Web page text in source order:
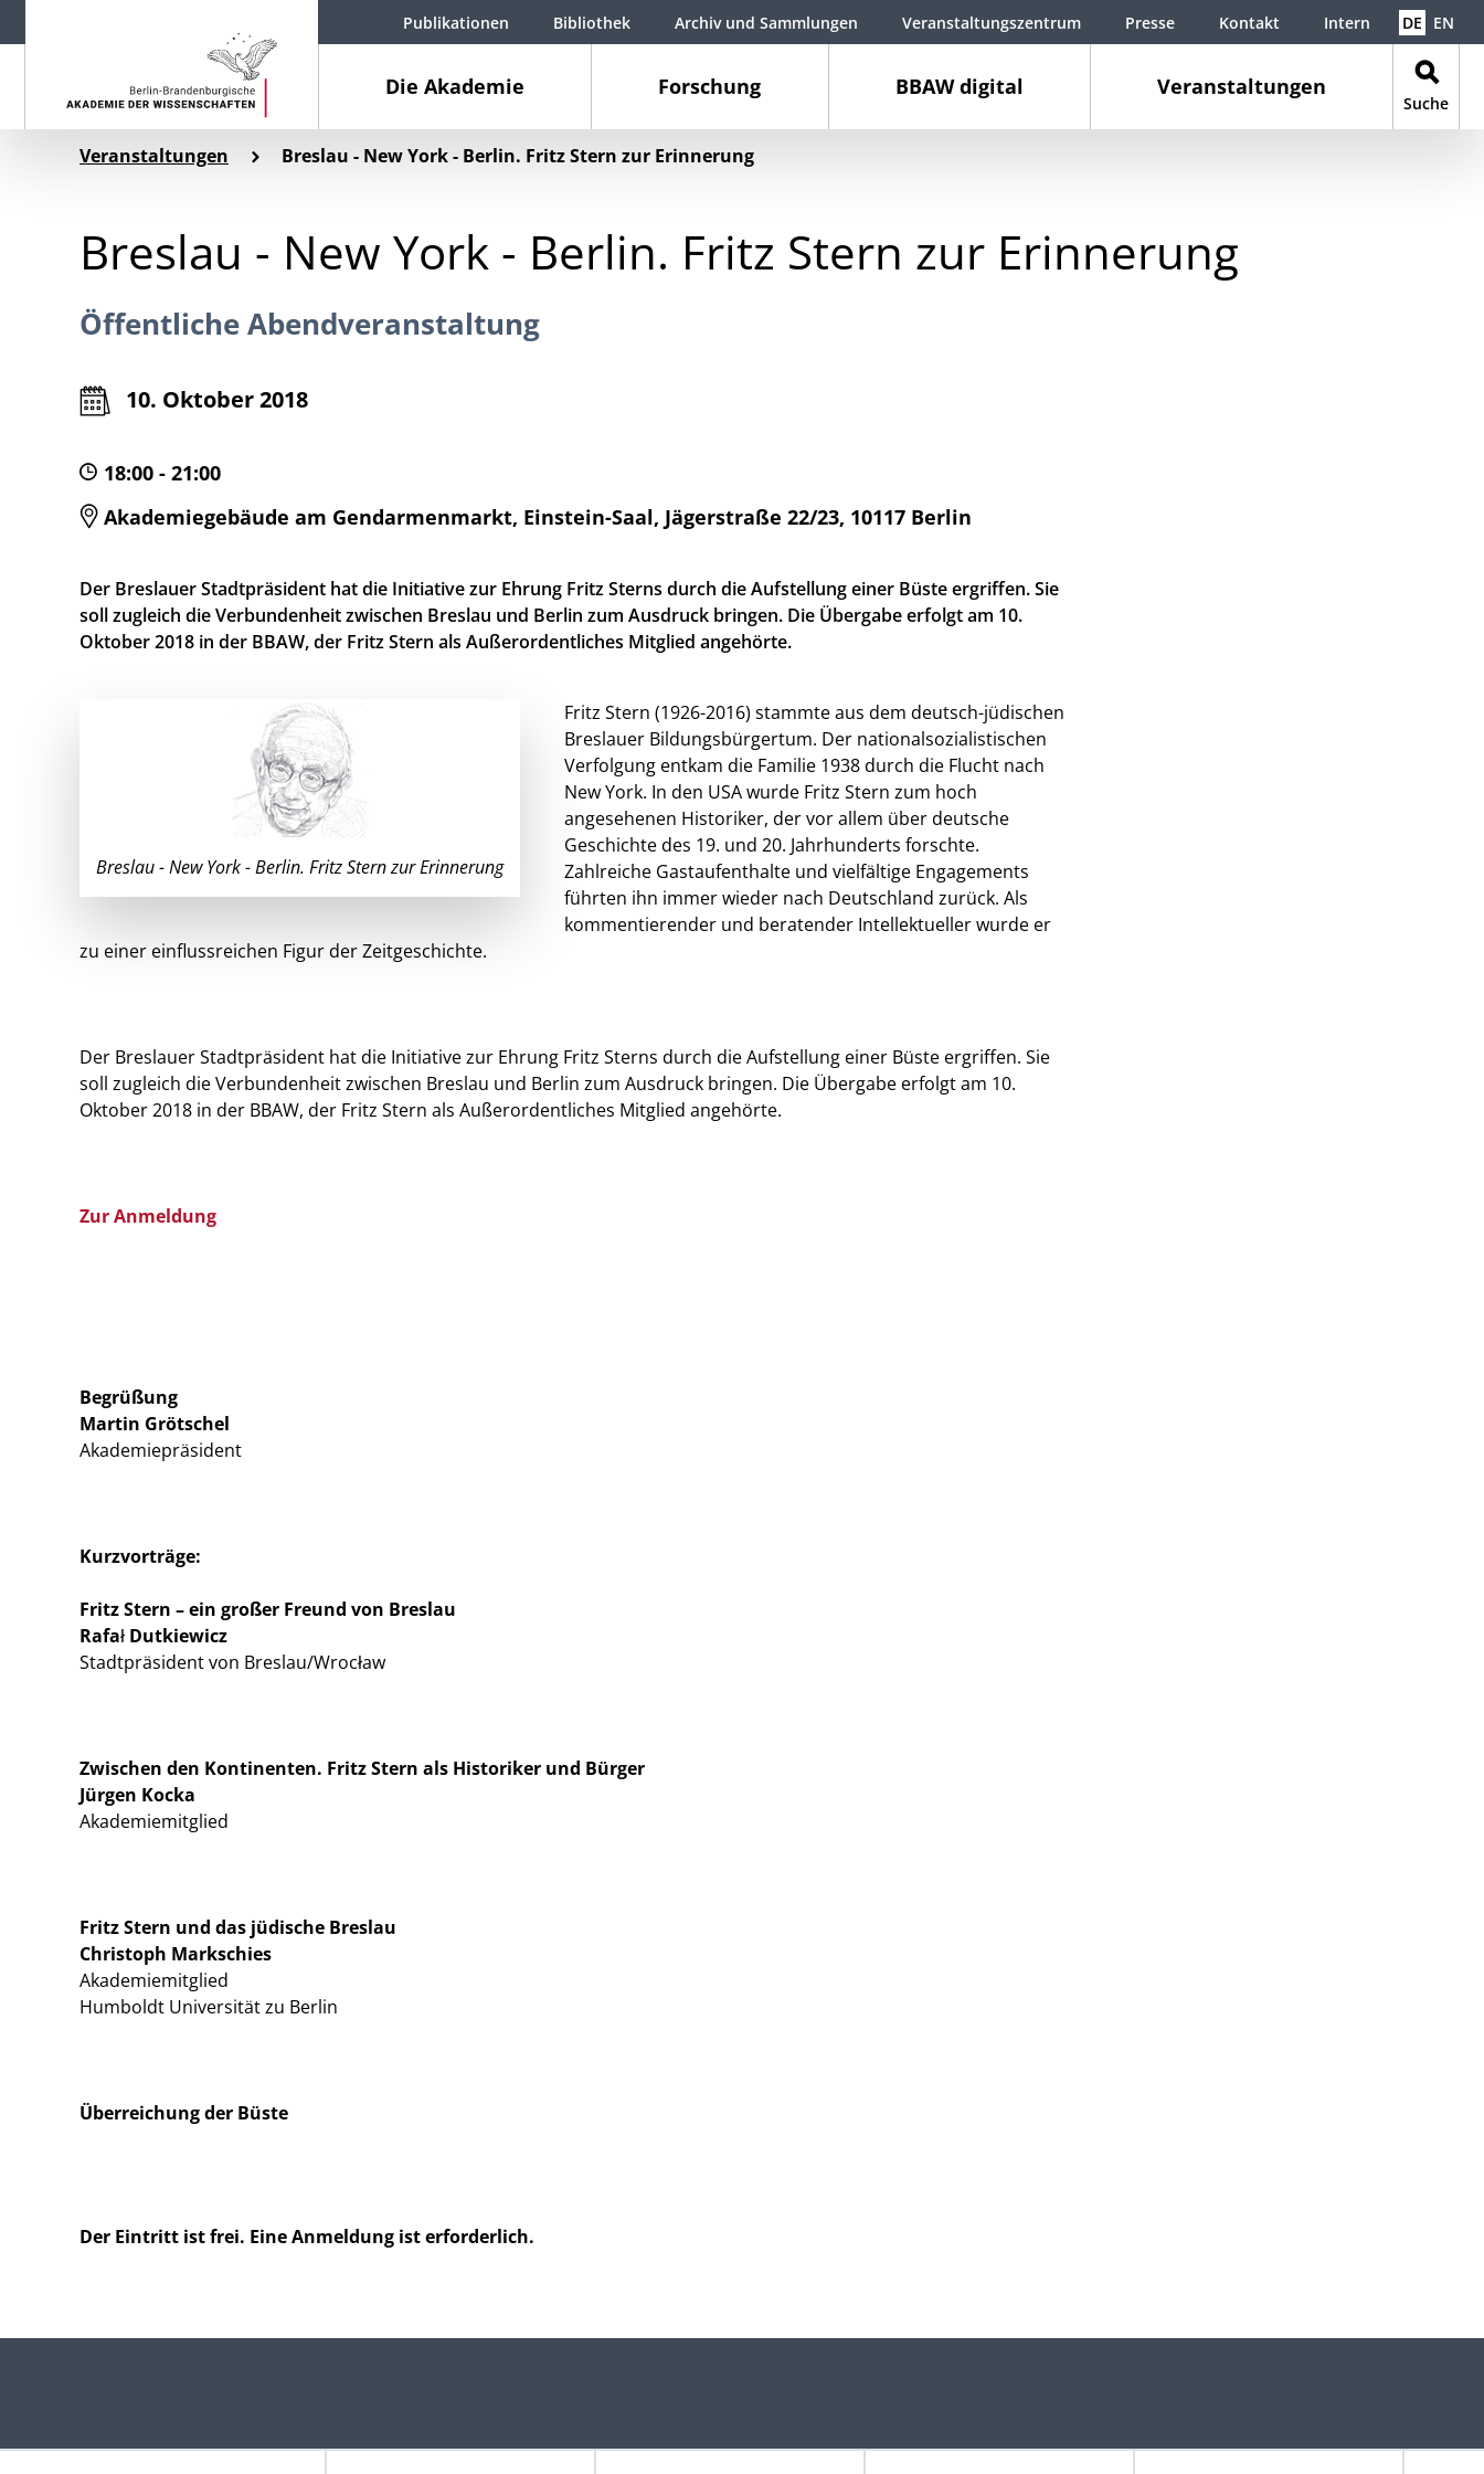
Die Akademie Forschung BBAW digital Veranstaltungen
Suche
Publikationen Bibliothek Archiv und Sammlungen Veranstaltungszentrum Presse Kontakt Intern DE EN
Veranstaltungen Breslau - New York - Berlin. Fritz Stern zur Erinnerung
Breslau - New York - Berlin. Fritz Stern zur Erinnerung
Öffentliche Abendveranstaltung
10. Oktober 2018
18:00 - 21:00
Akademiegebäude am Gendarmenmarkt, Einstein-Saal, Jägerstraße 22/23, 10117 Berlin
Der Breslauer Stadtpräsident hat die Initiative zur Ehrung Fritz Sterns durch die Aufstellung einer Büste ergriffen. Sie
soll zugleich die Verbundenheit zwischen Breslau und Berlin zum Ausdruck bringen. Die Übergabe erfolgt am 10.
Oktober 2018 in der BBAW, der Fritz Stern als Außerordentliches Mitglied angehörte.
Breslau - New York - Berlin. Fritz Stern zur Erinnerung
Fritz Stern (1926-2016) stammte aus dem deutsch-jüdischen
Breslauer Bildungsbürgertum. Der nationalsozialistischen
Verfolgung entkam die Familie 1938 durch die Flucht nach
New York. In den USA wurde Fritz Stern zum hoch
angesehenen Historiker, der vor allem über deutsche
Geschichte des 19. und 20. Jahrhunderts forschte.
Zahlreiche Gastaufenthalte und vielfältige Engagements
führten ihn immer wieder nach Deutschland zurück. Als
kommentierender und beratender Intellektueller wurde er
zu einer einflussreichen Figur der Zeitgeschichte.
Der Breslauer Stadtpräsident hat die Initiative zur Ehrung Fritz Sterns durch die Aufstellung einer Büste ergriffen. Sie
soll zugleich die Verbundenheit zwischen Breslau und Berlin zum Ausdruck bringen. Die Übergabe erfolgt am 10.
Oktober 2018 in der BBAW, der Fritz Stern als Außerordentliches Mitglied angehörte.
Zur Anmeldung
Begrüßung
Martin Grötschel
Akademiepräsident
Kurzvorträge:
Fritz Stern – ein großer Freund von Breslau
Rafał Dutkiewicz
Stadtpräsident von Breslau/Wrocław
Zwischen den Kontinenten. Fritz Stern als Historiker und Bürger
Jürgen Kocka
Akademiemitglied
Fritz Stern und das jüdische Breslau
Christoph Markschies
Akademiemitglied
Humboldt Universität zu Berlin
Überreichung der Büste
Der Eintritt ist frei. Eine Anmeldung ist erforderlich.